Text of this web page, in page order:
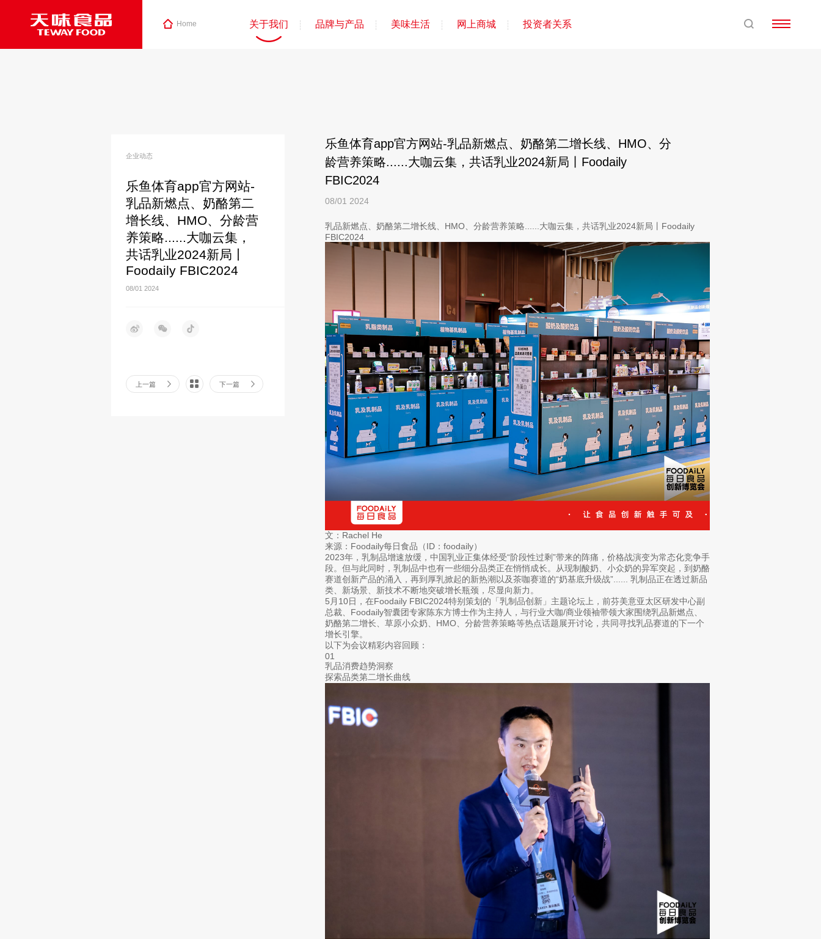
Home 关于我们 品牌与产品 美味生活 网上商城 投资者关系
企业动态
乐鱼体育app官方网站-
乳品新燃点、奶酪第二
增长线、HMO、分龄营
养策略......大咖云集，
共话乳业2024新局丨
Foodaily FBIC2024
08/01 2024
上一篇 下一篇
乐鱼体育app官方网站-乳品新燃点、奶酪第二增长线、HMO、分
龄营养策略......大咖云集，共话乳业2024新局丨Foodaily
FBIC2024
08/01 2024
乳品新燃点、奶酪第二增长线、HMO、分龄营养策略......大咖云集，共话乳业2024新局丨Foodaily
FBIC2024
文：Rachel He
来源：Foodaily每日食品（ID：foodaily）
2023年，乳制品增速放缓，中国乳业正集体经受“阶段性过剩”带来的阵痛，价格战演变为常态化竞争手
段。但与此同时，乳制品中也有一些细分品类正在悄悄成长。从现制酸奶、小众奶的异军突起，到奶酪
赛道创新产品的涌入，再到厚乳掀起的新热潮以及茶咖赛道的“奶基底升级战”...... 乳制品正在透过新品
类、新场景、新技术不断地突破增长瓶颈，尽显向新力。
5月10日，在Foodaily FBIC2024特别策划的「乳制品创新」主题论坛上，前芬美意亚太区研发中心副
总裁、Foodaily智囊团专家陈东方博士作为主持人，与行业大咖/商业领袖带领大家围绕乳品新燃点、
奶酪第二增长、草原小众奶、HMO、分龄营养策略等热点话题展开讨论，共同寻找乳品赛道的下一个
增长引擎。
以下为会议精彩内容回顾：
01
乳品消费趋势洞察
探索品类第二增长曲线